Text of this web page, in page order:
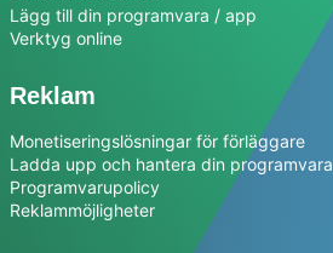
Lägg till din programvara / app
Verktyg online
Reklam
Monetiseringslösningar för förläggare
Ladda upp och hantera din programvara
Programvarupolicy
Reklammöjligheter